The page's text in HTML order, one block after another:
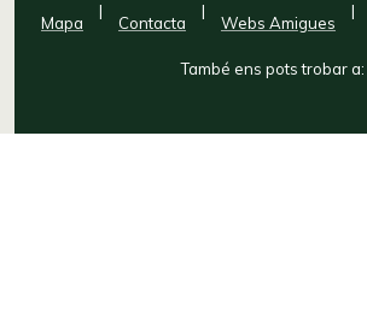
Mapa
|
Contacta
|
Webs Amigues
|
També ens pots trobar a: